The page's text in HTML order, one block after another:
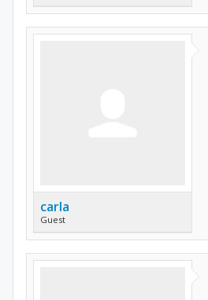
carla
Guest